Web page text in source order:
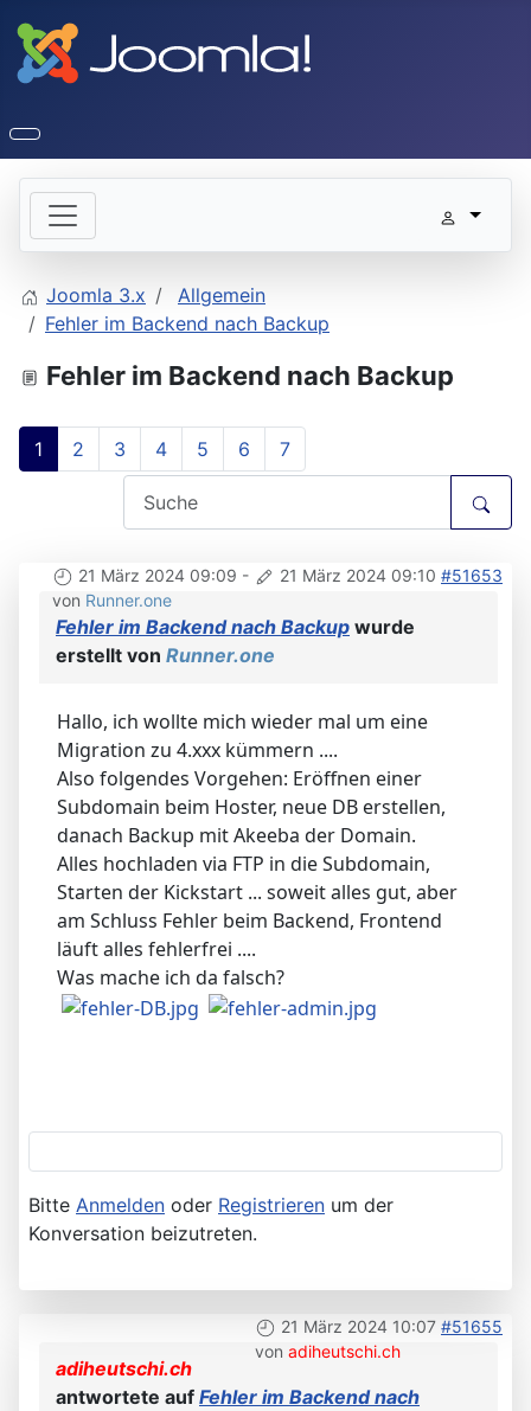
Joomla 3.x
Allgemein
Fehler im Backend nach Backup
Fehler im Backend nach Backup
1 2 3 4 5 6 7
21 März 2024 09:09 - 21 März 2024 09:10 #51653
von Runner.one
Fehler im Backend nach Backup wurde
erstellt von Runner.one
Hallo, ich wollte mich wieder mal um eine
Migration zu 4.xxx kümmern ....
Also folgendes Vorgehen: Eröffnen einer
Subdomain beim Hoster, neue DB erstellen,
danach Backup mit Akeeba der Domain.
Alles hochladen via FTP in die Subdomain,
Starten der Kickstart ... soweit alles gut, aber
am Schluss Fehler beim Backend, Frontend
läuft alles fehlerfrei ....
Was mache ich da falsch?
Bitte Anmelden oder Registrieren um der
Konversation beizutreten.
21 März 2024 10:07 #51655
von adiheutschi.ch
adiheutschi.ch
antwortete auf Fehler im Backend nach